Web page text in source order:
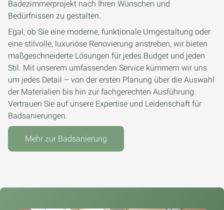
Badezimmerprojekt nach Ihren Wünschen und
Bedürfnissen zu gestalten.
Egal, ob Sie eine moderne, funktionale Umgestaltung oder
eine stilvolle, luxuriöse Renovierung anstreben, wir bieten
maßgeschneiderte Lösungen für jedes Budget und jeden
Stil. Mit unserem umfassenden Service kümmern wir uns
um jedes Detail – von der ersten Planung über die Auswahl
der Materialien bis hin zur fachgerechten Ausführung.
Vertrauen Sie auf unsere Expertise und Leidenschaft für
Badsanierungen.
Mehr zur Badsanierung